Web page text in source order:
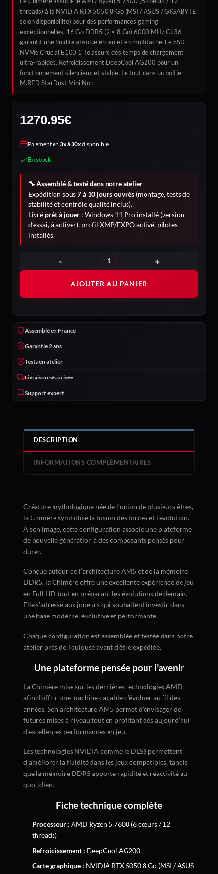
threads) à la NVIDIA RTX 5050 8 Go (MSI / ASUS / GIGABYTE
selon disponibilite) pour des performances gaming
exceptionnelles. 16 Go DDR5 (2 × 8 Go) 6000 MHz CL36
garantit une fluidité absolue en jeu et en multitàche. Le SSD
NVMe Crucial E100 1 To assure des temps de chargement
ultra-rapides. Refroidissement DeepCool AG200 pour un
fonctionnement silencieux et stable. Le tout dans un boîtier
M.RED StarDust Mini Noir.
1270.95€
Paiement en 3x à 30xdisponible
En stock
🔧 Assemblé & testé dans notre atelier
Expédition sous7 à 10 jours ouvrés (montage, tests de
stabilité et contrôle qualité inclus).
Livré prêt à jouer : Windows 11 Pro installé (version
d’essai, à activer), profil XMP/EXPO activé, pilotes
installés.
quantité de Chimère
AJOUTER AU PANIER
Assemblé en France
Garantie 2 ans
Tests en atelier
Livraison sécurisée
Support expert
DESCRIPTION
INFORMATIONS COMPLÉMENTAIRES
Créature mythologique née de l’union de plusieurs êtres,
la Chimère symbolise la fusion des forces et l’évolution.
À son image, cette configuration associe une plateforme
de nouvelle génération à des composants pensés pour
durer.
Conçue autour de l’architecture AM5 et de la mémoire
DDR5, la Chimère offre une excellente expérience de jeu
en Full HD tout en préparant les évolutions de demain.
Elle s’adresse aux joueurs qui souhaitent investir dans
une base moderne, évolutive et performante.
Chaque configuration est assemblée et testée dans notre
atelier près de Toulouse avant d’être expédiée.
Une plateforme pensée pour l’avenir
La Chimère mise sur les dernières technologies AMD
afin d’offrir une machine capable d’évoluer au fil des
années. Son architecture AM5 permet d’envisager de
futures mises à niveau tout en profitant dès aujourd’hui
d’excellentes performances en jeu.
Les technologies NVIDIA comme le DLSS permettent
d’améliorer la fluidité dans les jeux compatibles, tandis
que la mémoire DDR5 apporte rapidité et réactivité au
quotidien.
Fiche technique complète
Processeur : AMD Ryzen 5 7600 (6 cœurs / 12
threads)
Refroidissement : DeepCool AG200
Carte graphique : NVIDIA RTX 5050 8 Go (MSI / ASUS